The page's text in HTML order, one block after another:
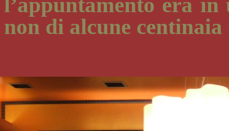
l’appuntamento era
non di alcune